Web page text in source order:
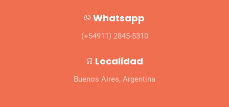
Whatsapp
(+54911) 2845-5310
Localidad
Buenos Aires, Argentina